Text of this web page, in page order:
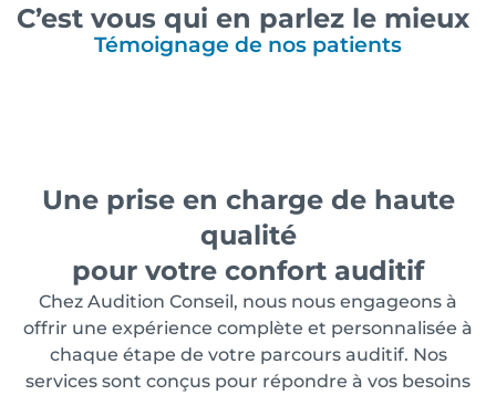
C’est vous qui en parlez le mieux
Témoignage de nos patients
Une prise en charge de haute
qualité
pour votre confort auditif
Chez Audition Conseil, nous nous engageons à
offrir une expérience complète et personnalisée à
chaque étape de votre parcours auditif. Nos
services sont conçus pour répondre à vos besoins